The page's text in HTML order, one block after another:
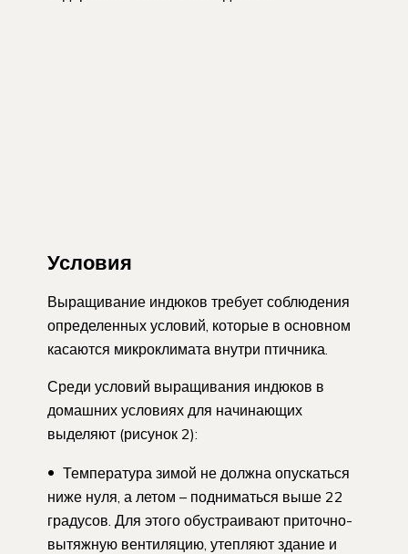
Условия
Выращивание индюков требует соблюдения
определенных условий, которые в основном
касаются микроклимата внутри птичника.
Среди условий выращивания индюков в
домашних условиях для начинающих
выделяют (рисунок 2):
Температура зимой не должна опускаться
ниже нуля, а летом – подниматься выше 22
градусов. Для этого обустраивают приточно-
вытяжную вентиляцию, утепляют здание и